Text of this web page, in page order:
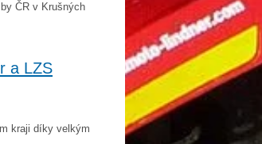
ČR v Krušných
a LZS
kraji díky velkým